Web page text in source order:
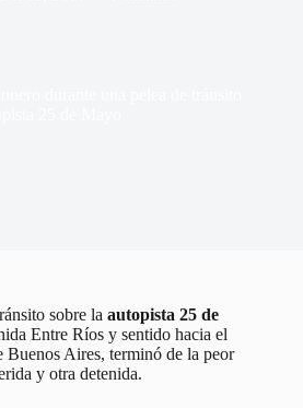
sobre la autopista 25 de
Entre Ríos y sentido hacia el
Buenos Aires, terminó de la peor
y otra detenida.